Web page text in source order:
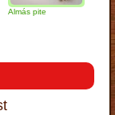
pite